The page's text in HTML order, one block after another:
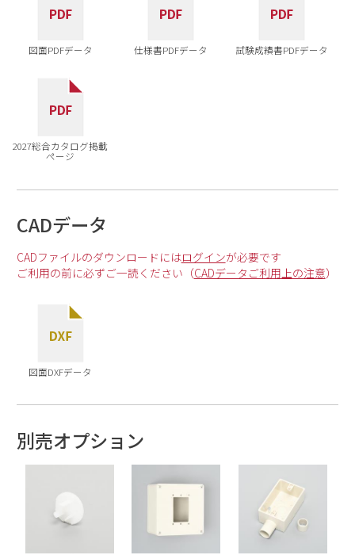
図面PDFデータ 仕様書PDFデータ 試験成績書PDFデータ
2027総合カタログ掲載
ページ
CADデータ
CADファイルのダウンロードにはログインが必要です
ご利用の前に必ずご一読ください（CADデータご利用上の注意）
図面DXFデータ
別売オプション